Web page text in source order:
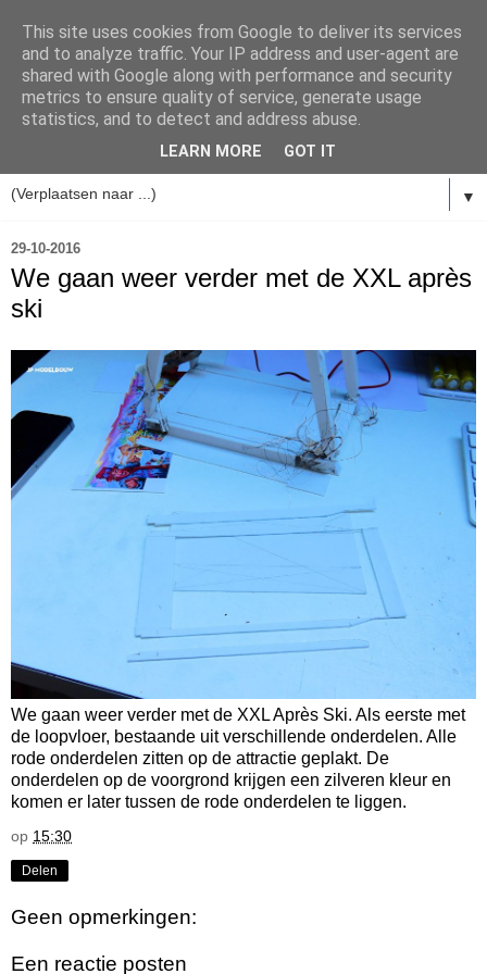
▼
29-10-2016
We gaan weer verder met de XXL après
ski
We gaan weer verder met de XXL Après Ski. Als eerste met
de loopvloer, bestaande uit verschillende onderdelen. Alle
rode onderdelen zitten op de attractie geplakt. De
onderdelen op de voorgrond krijgen een zilveren kleur en
komen er later tussen de rode onderdelen te liggen.
op 15:30
Delen
Geen opmerkingen:
Een reactie posten
This site uses cookies from Google to deliver its services
and to analyze traffic. Your IP address and user-agent are
shared with Google along with performance and security
metrics to ensure quality of service, generate usage
statistics, and to detect and address abuse.
LEARN MORE GOT IT